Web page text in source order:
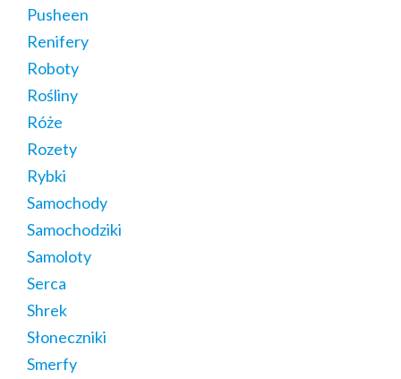
Pusheen
Renifery
Roboty
Rośliny
Róże
Rozety
Rybki
Samochody
Samochodziki
Samoloty
Serca
Shrek
Słoneczniki
Smerfy